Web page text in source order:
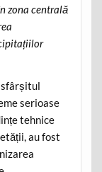
zona centrală
sfârșitul
serioase
tehnice
au fost